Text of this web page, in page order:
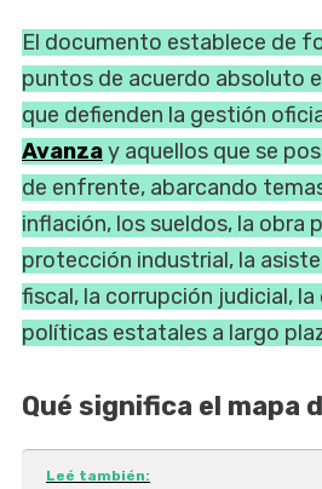
El documento establece de
puntos de acuerdo absoluto
que defienden la gestión
Avanzay aquellos que se
de enfrente, abarcando
inflación, los sueldos, la obra
protección industrial, la
fiscal, la corrupción judicial,
políticas estatales a largo
Qué significa el mapa
Leé también: